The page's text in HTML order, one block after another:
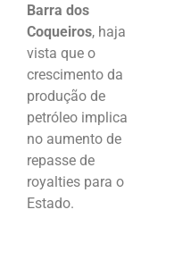
Barra dos
Coqueiros, haja
vista que o
crescimento da
produção de
petróleo implica
no aumento de
repasse de
royalties para o
Estado.